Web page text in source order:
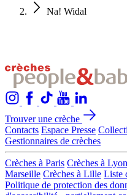
Na! Widal
Trouver une crèche
Contacts Espace Presse
Gestionnaires de crèches
Crèches à Paris Crèches à Lyon
Marseille Crèches à Lille Liste
Politique de protection des